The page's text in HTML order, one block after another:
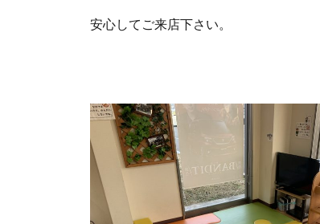
安心してご来店下さい。